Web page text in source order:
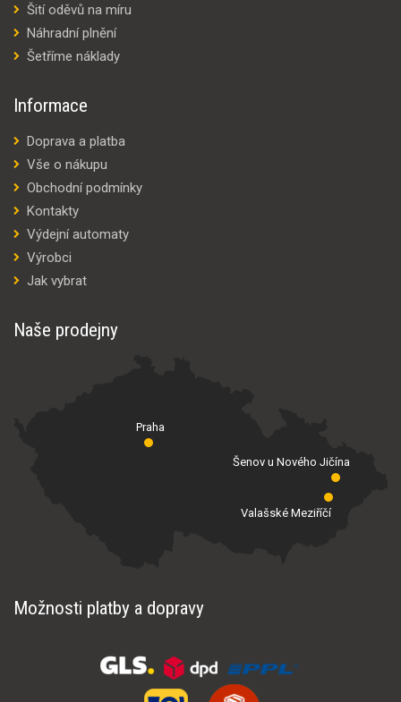
Šití oděvů na míru
Náhradní plnění
Šetříme náklady
Informace
Doprava a platba
Vše o nákupu
Obchodní podmínky
Kontakty
Výdejní automaty
Výrobci
Jak vybrat
Naše prodejny
Praha
Valašské Meziříčí
Šenov u Nového Jičína
Možnosti platby a dopravy